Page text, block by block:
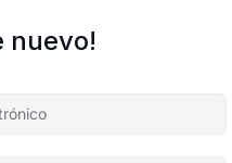
nuevo!